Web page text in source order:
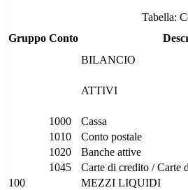
Tabella:
Gruppo Conto
BILANCIO
ATTIVI
1000 Cassa
1010
Conto postale
1020
Banche attive
1045
Carte di credito / Carte
100
MEZZI LIQUIDI